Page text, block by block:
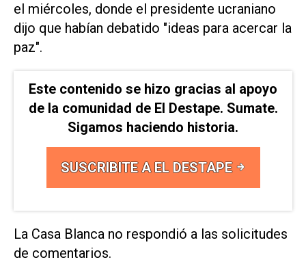
el miércoles, donde el presidente ucraniano
dijo que habían debatido "ideas para acercar la
paz".
Este contenido se hizo gracias al apoyo
de la comunidad de El Destape. Sumate.
Sigamos haciendo historia.
SUSCRIBITE A EL DESTAPE
La ​Casa Blanca no respondió a las ⁠solicitudes
de comentarios.